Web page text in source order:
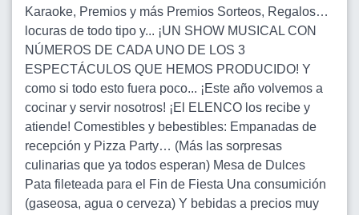
Karaoke, Premios y más Premios Sorteos, Regalos…
locuras de todo tipo y... ¡UN SHOW MUSICAL CON
NÚMEROS DE CADA UNO DE LOS 3
ESPECTÁCULOS QUE HEMOS PRODUCIDO! Y
como si todo esto fuera poco... ¡Este año volvemos a
cocinar y servir nosotros! ¡El ELENCO los recibe y
atiende! Comestibles y bebestibles: Empanadas de
recepción y Pizza Party… (Más las sorpresas
culinarias que ya todos esperan) Mesa de Dulces
Pata fileteada para el Fin de Fiesta Una consumición
(gaseosa, agua o cerveza) Y bebidas a precios muy